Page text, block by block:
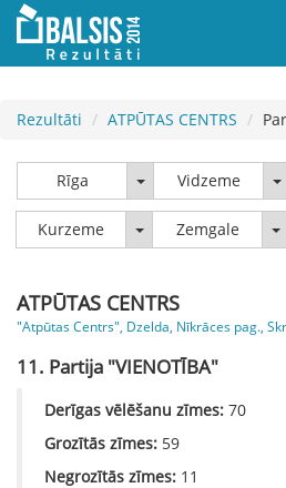
Rezultāti ATPŪTAS CENTRS
Rīga Rīga Vidzeme
Kurzeme KurzemeZemgale
ATPŪTAS CENTRS
"Atpūtas Centrs", Dzelda, Nīkrāces pag.,
11. Partija "VIENOTĪBA"
Derīgas vēlēšanu zīmes: 70
Grozītās zīmes: 59
Negrozītās zīmes: 11